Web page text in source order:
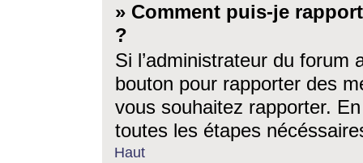
» Comment puis-je
?
Si l’administrateur du forum
bouton pour rapporter des
vous souhaitez rapporter.
toutes les étapes
Haut